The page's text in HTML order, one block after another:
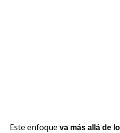
Este enfoque va más allá de